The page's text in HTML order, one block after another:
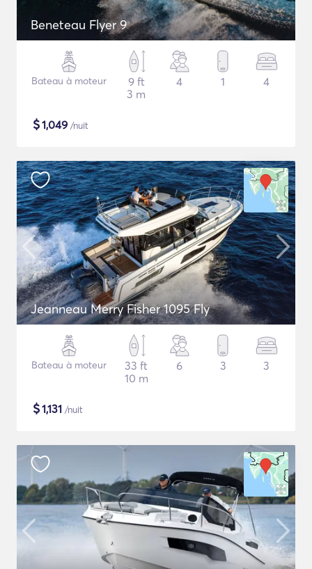
Beneteau Flyer 9
Bateau à moteur
9 ft
3 m
4 1 4
$1,049 /nuit
Jeanneau Merry Fisher 1095 Fly
Bateau à moteur
33 ft
10 m
6 3 3
$1,131 /nuit